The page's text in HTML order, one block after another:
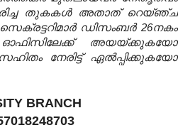
തുകകള്‍ അതാത് റെയ്ഞ്ച്
ഡിസംബര്‍ 26നകം
ഓഫിസിലേക്ക് അയയ്ക്കുകയോ
നേരിട്ട് ഏല്‍പ്പിക്കുകയോ
BRANCH